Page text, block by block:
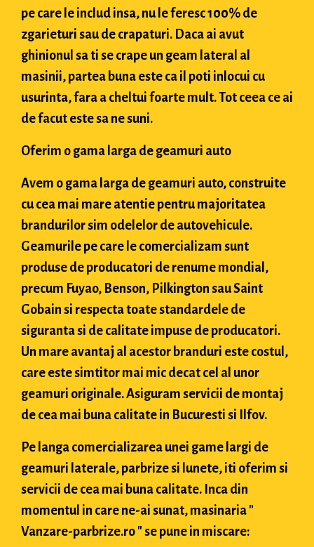
pe care le includ insa, nu le feresc 100% de
zgarieturi sau de crapaturi. Daca ai avut
ghinionul sa ti se crape un geam lateral al
masinii, partea buna este ca il poti inlocui cu
usurinta, fara a cheltui foarte mult. Tot ceea ce ai
de facut este sa ne suni.
Oferim o gama larga de geamuri auto
Avem o gama larga de geamuri auto, construite
cu cea mai mare atentie pentru majoritatea
brandurilor sim odelelor de autovehicule.
Geamurile pe care le comercializam sunt
produse de producatori de renume mondial,
precum Fuyao, Benson, Pilkington sau Saint
Gobain si respecta toate standardele de
siguranta si de calitate impuse de producatori.
Un mare avantaj al acestor branduri este costul,
care este simtitor mai mic decat cel al unor
geamuri originale. Asiguram servicii de montaj
de cea mai buna calitate in Bucuresti si Ilfov.
Pe langa comercializarea unei game largi de
geamuri laterale, parbrize si lunete, iti oferim si
servicii de cea mai buna calitate. Inca din
momentul in care ne-ai sunat, masinaria "
Vanzare-parbrize.ro " se pune in miscare: